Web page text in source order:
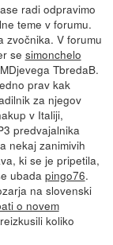
radi odpravimo
teme v forumu.
zvočnika. V forumu
se simonchelo
TbredaB.
prav kak
za njegov
v Italiji,
predvajalnika
nekaj zanimivih
ki se je pripetila,
ubada pingo76.
na slovenski
o novem
koliko